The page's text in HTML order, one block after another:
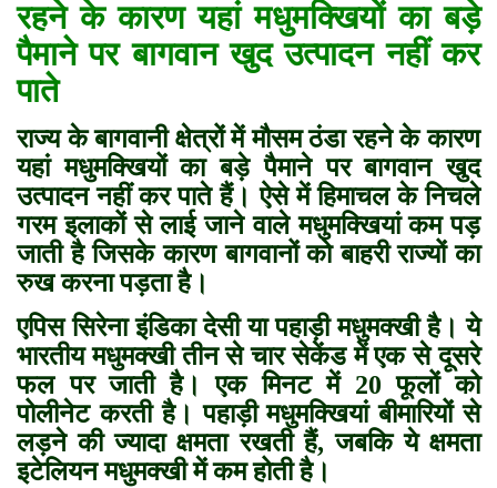
रहने के कारण यहां मधुमक्खियों का बड़े
पैमाने पर बागवान खुद उत्पादन नहीं कर
पाते
राज्य के बागवानी क्षेत्रों में मौसम ठंडा रहने के कारण
यहां मधुमक्खियों का बड़े पैमाने पर बागवान खुद
उत्पादन नहीं कर पाते हैं। ऐसे में हिमाचल के निचले
गरम इलाकों से लाई जाने वाले मधुमक्खियां कम पड़
जाती है जिसके कारण बागवानों को बाहरी राज्यों का
रुख करना पड़ता है।
एपिस सिरेना इंडिका देसी या पहाड़ी मधुमक्खी है। ये
भारतीय मधुमक्खी तीन से चार सेकेंड में एक से दूसरे
फल पर जाती है। एक मिनट में 20 फूलों को
पोलीनेट करती है। पहाड़ी मधुमक्खियां बीमारियों से
लड़ने की ज्यादा क्षमता रखती हैं,जबकि ये क्षमता
इटेलियन मधुमक्खी में कम होती है।